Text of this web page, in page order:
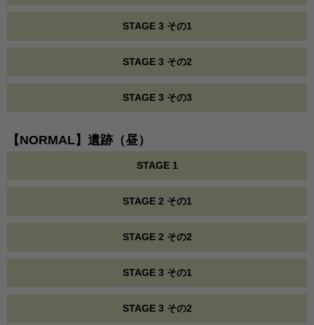
STAGE 3 その1
STAGE 3 その2
STAGE 3 その3
【NORMAL】遺跡（昼）
STAGE 1
STAGE 2 その1
STAGE 2 その2
STAGE 3 その1
STAGE 3 その2